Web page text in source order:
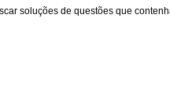
soluções de questões que